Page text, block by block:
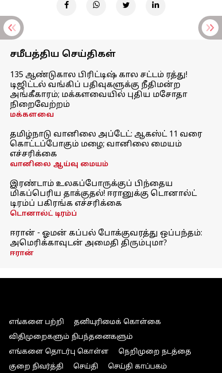
சமீபத்திய செய்திகள்
135 ஆண்டுகால பிரிட்டிஷ் கால சட்டம் ரத்து!
டிஜிட்டல் வங்கிப் பதிவுகளுக்கு நீதிமன்ற
அங்கீகாரம்; மக்களவையில் புதிய மசோதா
நிறைவேற்றம்
மக்களவை
தமிழ்நாடு வானிலை அப்டேட்: ஆகஸ்ட் 11 வரை
கொட்டப்போகும் மழை; வானிலை மையம்
எச்சரிக்கை
வானிலை ஆய்வு மையம்
இரண்டாம் உலகப்போருக்குப் பிந்தைய
மிகப்பெரிய தாக்குதல்! ஈரானுக்கு டொனால்ட்
டிரம்ப் பகிரங்க எச்சரிக்கை
டொனால்ட் டிரம்ப்
ஈரான் - ஓமன் கப்பல் போக்குவரத்து ஒப்பந்தம்:
அமெரிக்காவுடன் அமைதி திரும்புமா?
ஈரான்
எங்களை பற்றி
தனியுரிமைக் கொள்கை
விதிமுறைகளும் நிபந்தனைகளும்
எங்களை தொடர்பு கொள்ள
நெறிமுறை நடத்தை
குறை நிவர்த்தி
செய்தி செய்தி காப்பகம்